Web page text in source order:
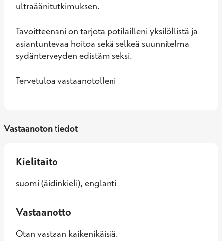
ultraäänitutkimuksen.
Tavoitteenani on tarjota potilailleni yksilöllistä ja
asiantuntevaa hoitoa sekä selkeä suunnitelma
sydänterveyden edistämiseksi.
Tervetuloa vastaanotolleni
Vastaanoton tiedot
Kielitaito
suomi (äidinkieli), englanti
Vastaanotto
Otan vastaan kaikenikäisiä.